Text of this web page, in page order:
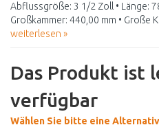
Abflussgröße: 3 1/2 Zoll • Länge:
Großkammer: 440,00 mm • Große
weiterlesen »
Das Produkt ist
verfügbar
Wählen Sie bitte eine